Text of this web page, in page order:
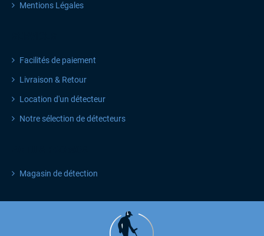
Mentions Légales
Facilités de paiement
Livraison & Retour
Location d'un détecteur
Notre sélection de détecteurs
Magasin de détection